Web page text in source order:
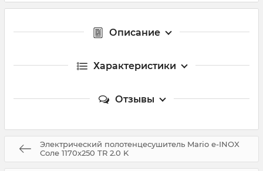
Описание
Характеристики
Отзывы
Электрический полотенцесушитель Mario e-INOX
Соле 1170х250 TR 2.0 K